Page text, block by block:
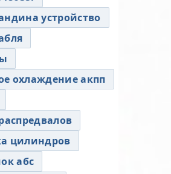
устройство
охлаждение акпп
цилиндров
абс